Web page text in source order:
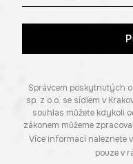
Správcem poskytnutých
sp. z o.o. se sídlem v
souhlas můžete kdykoli
zákonem můžeme
Více informací naleznete v
pouze v